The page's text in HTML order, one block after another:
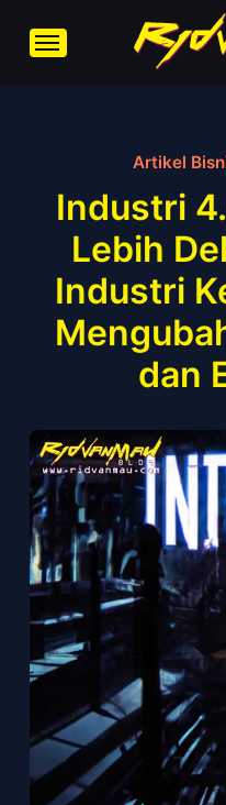
Artikel
Industri
Lebih
Industri
dan